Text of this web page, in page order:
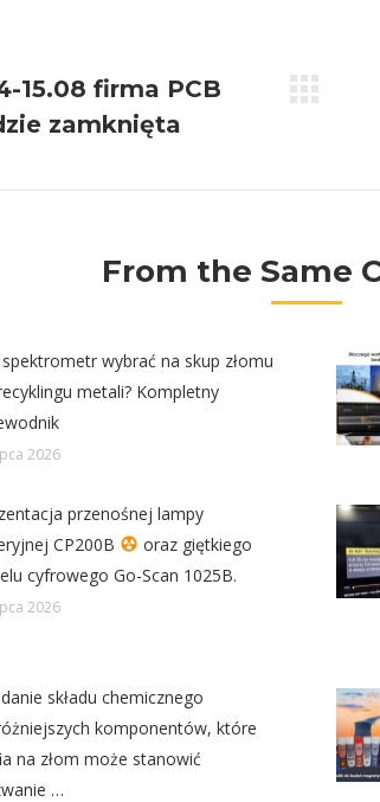
15.08 firma PCB
zamknięta
From the Same
spektrometr wybrać na skup złomu
metali? Kompletny
2026
przenośnej lampy
CP200B
oraz giętkiego
cyfrowego Go-Scan 1025B.
2026
składu chemicznego
komponentów, które
na złom może stanowić
…